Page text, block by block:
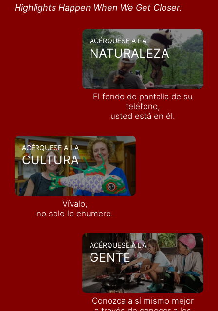
Highlights Happen When We Get Closer.
ACÉRQUESE A LA
NATURALEZA
El fondo de pantalla de su
teléfono,
usted está en él.
ACÉRQUESE A LA
CULTURA
Vívalo,
no solo lo enumere.
ACÉRQUESE A LA
GENTE
Conozca a sí mismo mejor